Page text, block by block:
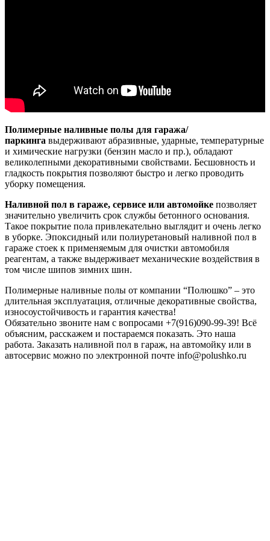
Полимерные наливные полы для гаража/
паркинга выдерживают абразивные, ударные, температурные
и химические нагрузки (бензин масло и пр.), обладают
великолепными декоративными свойствами. Бесшовность и
гладкость покрытия позволяют быстро и легко проводить
уборку помещения.
Наливной пол в гараже, сервисе или автомойке позволяет
значительно увеличить срок службы бетонного основания.
Такое покрытие пола привлекательно выглядит и очень легко
в уборке. Эпоксидный или полиуретановый наливной пол в
гараже стоек к применяемым для очистки автомобиля
реагентам, а также выдерживает механические воздействия в
том числе шипов зимних шин.
Полимерные наливные полы от компании “Полюшко” – это
длительная эксплуатация, отличные декоративные свойства,
износоустойчивость и гарантия качества!
Обязательно звоните нам с вопросами +7(916)090-99-39! Всё
объясним, расскажем и постараемся показать. Это наша
работа. Заказать наливной пол в гараж, на автомойку или в
автосервис можно по электронной почте info@polushko.ru